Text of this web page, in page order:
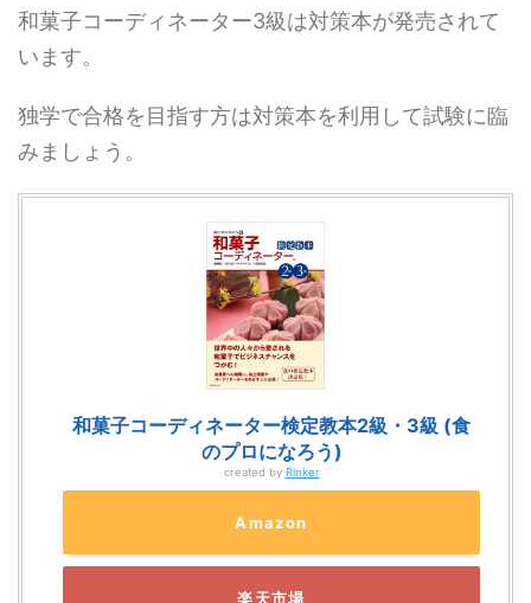
和菓子コーディネーター3級は対策本が発売されて
います。
独学で合格を目指す方は対策本を利用して試験に臨
みましょう。
和菓子コーディネーター検定教本2級・3級 (食
のプロになろう)
created by Rinker
Amazon
楽天市場